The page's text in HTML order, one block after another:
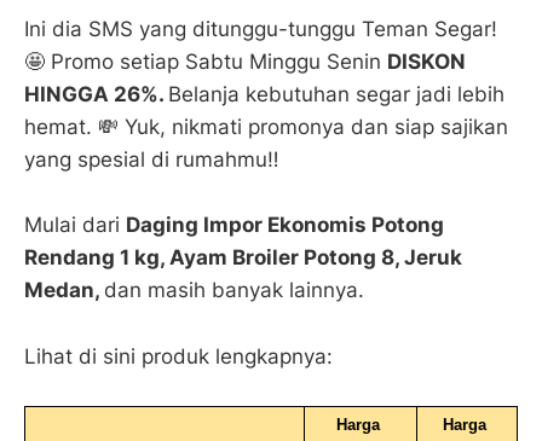
Ini dia SMS yang ditunggu-tunggu Teman Segar!
🤩 Promo setiap Sabtu Minggu Senin DISKON
HINGGA 26%. Belanja kebutuhan segar jadi lebih
hemat. 💸 Yuk, nikmati promonya dan siap sajikan
yang spesial di rumahmu‼️
Mulai dari Daging Impor Ekonomis Potong
Rendang 1 kg, Ayam Broiler Potong 8, Jeruk
Medan, dan masih banyak lainnya.
Lihat di sini produk lengkapnya:
Harga
Harga